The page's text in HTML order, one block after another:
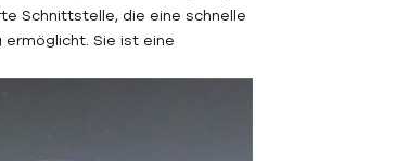
Schnittstelle, die eine schnelle
Sie ist eine